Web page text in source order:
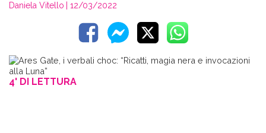
Daniela Vitello | 12/03/2022
4' DI LETTURA